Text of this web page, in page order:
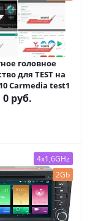
головное
для TEST на
Carmedia test1
0 руб.
4x1,6GHz
2Gb